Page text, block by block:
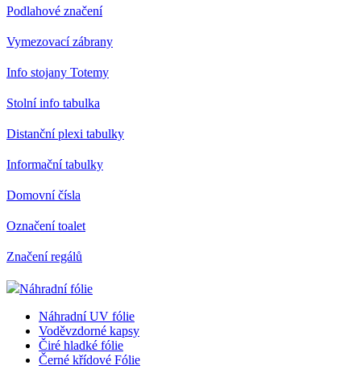
Podlahové značení
Vymezovací zábrany
Info stojany Totemy
Stolní info tabulka
Distanční plexi tabulky
Informační tabulky
Domovní čísla
Označení toalet
Značení regálů
Náhradní fólie
Náhradní UV fólie
Voděvzdorné kapsy
Čiré hladké fólie
Černé křídové Fólie